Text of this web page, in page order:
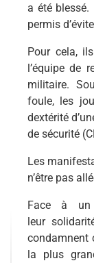
a été blessé.
permis
Pour cela,
l’équipe de
militaire.
foule, les
dextérité
de sécurité
Les
n’être pas
Face à
leur
condamnent
la plus